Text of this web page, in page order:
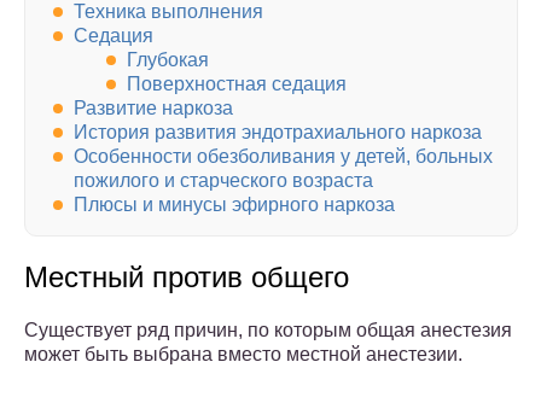
Техника выполнения
Седация
Глубокая
Поверхностная седация
Развитие наркоза
История развития эндотрахиального наркоза
Особенности обезболивания у детей, больных
пожилого и старческого возраста
Плюсы и минусы эфирного наркоза
Местный против общего
Существует ряд причин, по которым общая анестезия
может быть выбрана вместо местной анестезии.